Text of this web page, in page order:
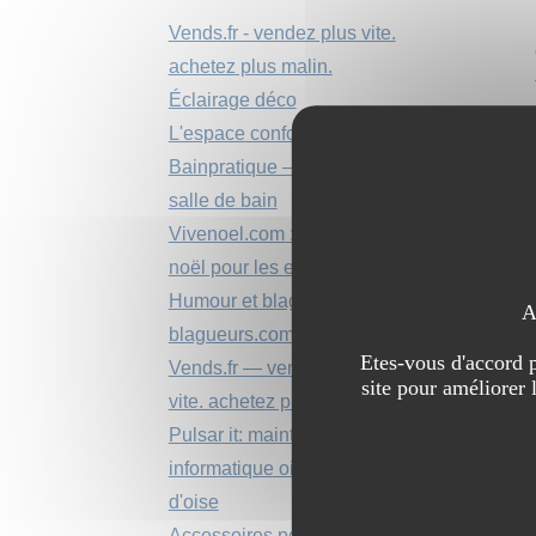
Vends.fr - vendez plus vite.
achetez plus malin.
Éclairage déco
L'espace confort média
Bainpratique – boutique
salle de bain
Vivenoel.com : la magie de
noël pour les enfants
Humour et blagues sur
blagueurs.com
Vends.fr — vendez plus
vite. achetez plus malin.
Pulsar it: maintenance
informatique oise et val
d'oise
Etes-vous d'accord
site pour améliorer